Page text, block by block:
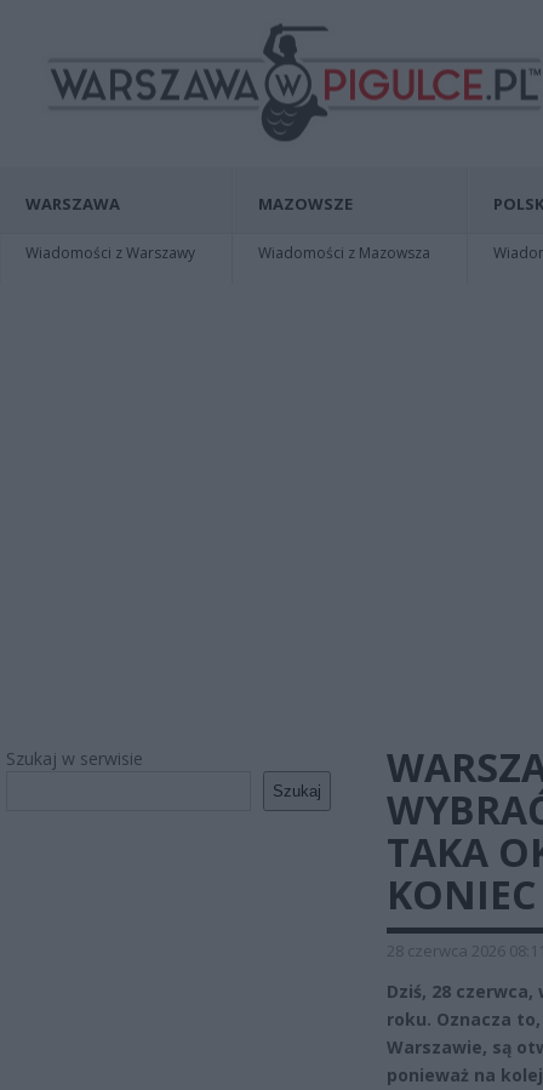
WARSZAWA
Wiadomości z Warszawy
MAZOWSZE
Wiadomości z Mazowsza
Szukaj w serwisie
Szukaj
TAKA
28 czerwca 2026
Dziś, 28
roku. Oznacza
Warszawie, są
ponieważ na